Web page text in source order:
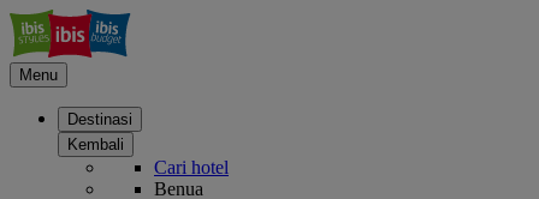
Menu
Destinasi
Kembali
Cari hotel
Benua